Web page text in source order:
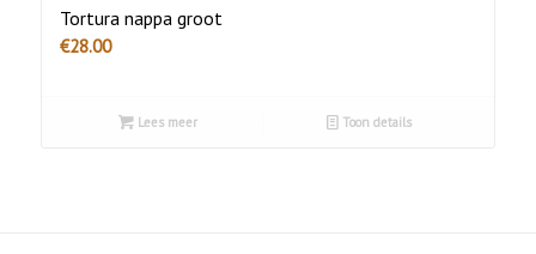
Tortura nappa groot
€28.00
Lees meer Toon details